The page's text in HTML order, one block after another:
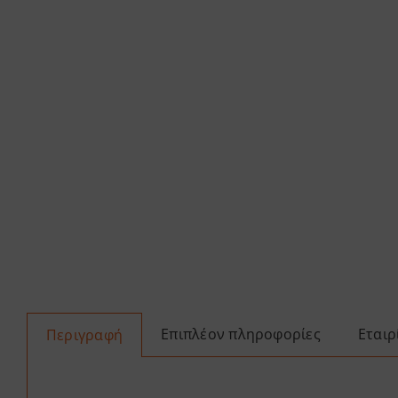
Περιγραφή Επιπλέον πληροφορίες